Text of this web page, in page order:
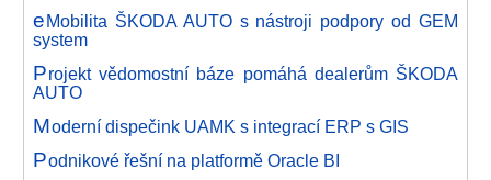
eMobilita ŠKODA AUTO s nástroji podpory od GEM
system
Projekt vědomostní báze pomáhá dealerům ŠKODA
AUTO
Moderní dispečink UAMK s integrací ERP s GIS
Podnikové řešní na platformě Oracle BI